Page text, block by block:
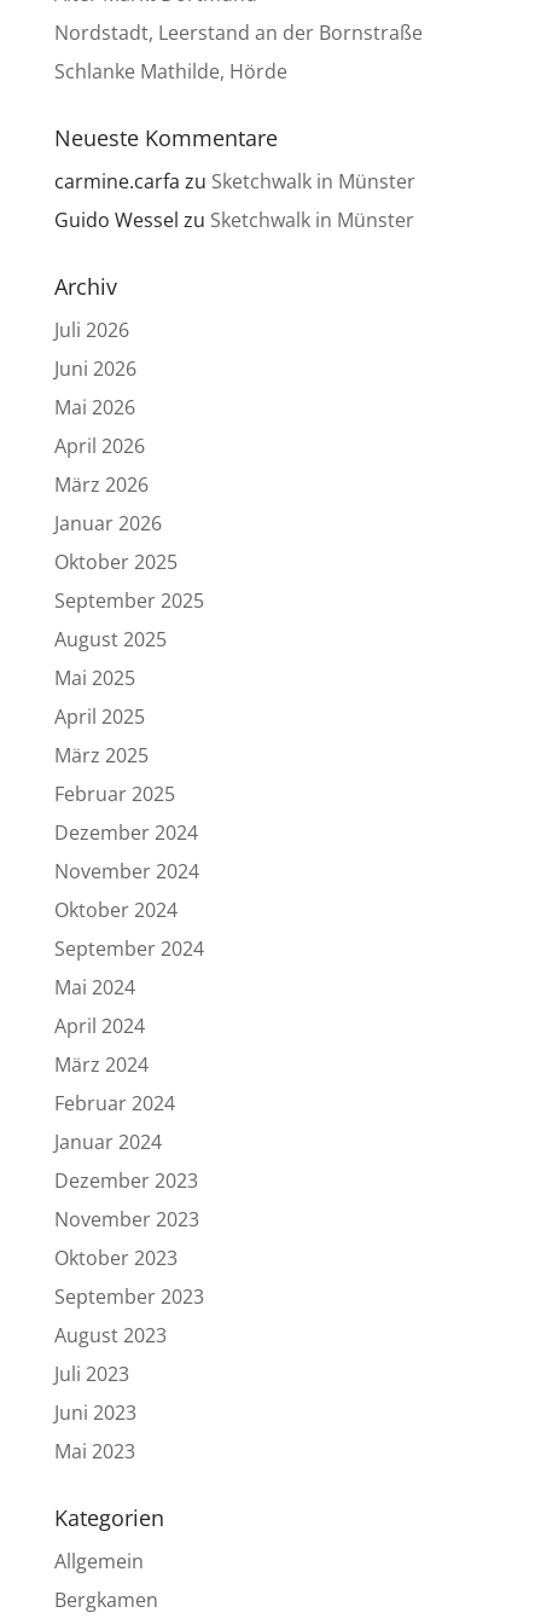
Nordstadt, Leerstand an der Bornstraße
Schlanke Mathilde, Hörde
Neueste Kommentare
carmine.carfa zu Sketchwalk in Münster
Guido Wessel zu Sketchwalk in Münster
Archiv
Juli 2026
Juni 2026
Mai 2026
April 2026
März 2026
Januar 2026
Oktober 2025
September 2025
August 2025
Mai 2025
April 2025
März 2025
Februar 2025
Dezember 2024
November 2024
Oktober 2024
September 2024
Mai 2024
April 2024
März 2024
Februar 2024
Januar 2024
Dezember 2023
November 2023
Oktober 2023
September 2023
August 2023
Juli 2023
Juni 2023
Mai 2023
Kategorien
Allgemein
Bergkamen